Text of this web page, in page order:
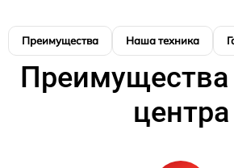
Преимущества Наша техника
Преимущества
центра